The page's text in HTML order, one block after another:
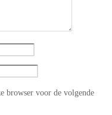
browser voor de volgende